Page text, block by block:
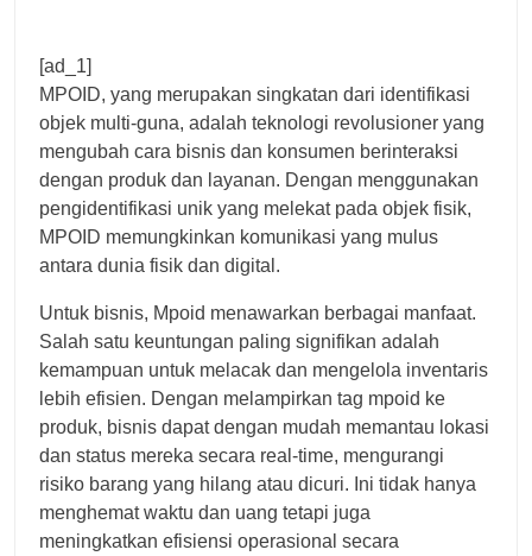
[ad_1]
MPOID, yang merupakan singkatan dari identifikasi
objek multi-guna, adalah teknologi revolusioner yang
mengubah cara bisnis dan konsumen berinteraksi
dengan produk dan layanan. Dengan menggunakan
pengidentifikasi unik yang melekat pada objek fisik,
MPOID memungkinkan komunikasi yang mulus
antara dunia fisik dan digital.
Untuk bisnis, Mpoid menawarkan berbagai manfaat.
Salah satu keuntungan paling signifikan adalah
kemampuan untuk melacak dan mengelola inventaris
lebih efisien. Dengan melampirkan tag mpoid ke
produk, bisnis dapat dengan mudah memantau lokasi
dan status mereka secara real-time, mengurangi
risiko barang yang hilang atau dicuri. Ini tidak hanya
menghemat waktu dan uang tetapi juga
meningkatkan efisiensi operasional secara